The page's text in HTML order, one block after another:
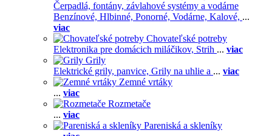
Čerpadlá, fontány, závlahové systémy a vodárne
Benzínové, Hlbinné, Ponorné, Vodárne, Kalové, ...
viac
Chovateľské potreby
Elektronika pre domácich miláčikov, Strih ... viac
Grily
Elektrické grily, panvice, Grily na uhlie a ... viac
Zemné vrtáky
... viac
Rozmetače
... viac
Pareniská a skleníky